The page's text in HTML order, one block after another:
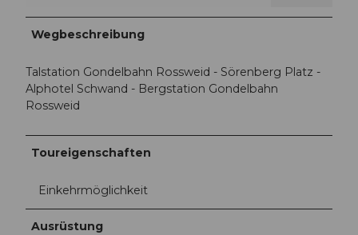
Wegbeschreibung
Talstation Gondelbahn Rossweid - Sörenberg Platz -
Alphotel Schwand - Bergstation Gondelbahn
Rossweid
Toureigenschaften
Einkehrmöglichkeit
Ausrüstung